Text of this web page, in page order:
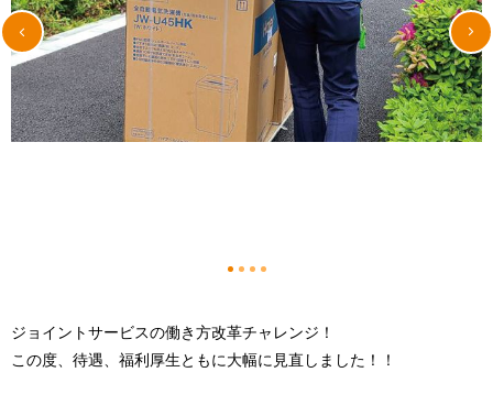
1234
ジョイントサービスの働き方改革チャレンジ！
この度、待遇、福利厚生ともに大幅に見直しました！！